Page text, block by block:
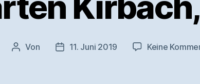
Beitragsautor
Von Veröffentlichungsdatum
11. Juni 2019 Keine